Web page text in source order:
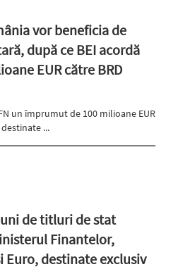
vor beneficia de
după ce BEI acordă
EUR către BRD
un împrumut de 100 milioane EUR
...
de titluri de stat
Finantelor,
Euro, destinate exclusiv